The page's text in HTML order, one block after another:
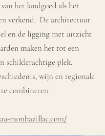
het landgoed als het
verkend. De architectuur
en de ligging met uitzicht
maken het tot een
schilderachtige plek.
wijn en regionale
combineren.
monbazillac.com/